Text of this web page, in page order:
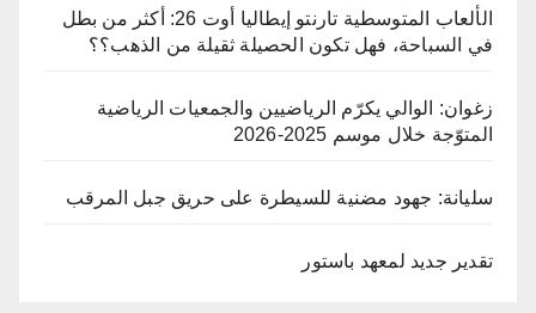
الألعاب المتوسطية تارنتو إيطاليا أوت 26: أكثر من بطل
في السباحة، فهل تكون الحصيلة ثقيلة من الذهب؟؟
زغوان: الوالي يكرّم الرياضيين والجمعيات الرياضية
المتوّجة خلال موسم 2025-2026
سليانة: جهود مضنية للسيطرة على حريق جبل المرقب
تقدير جديد لمعهد باستور